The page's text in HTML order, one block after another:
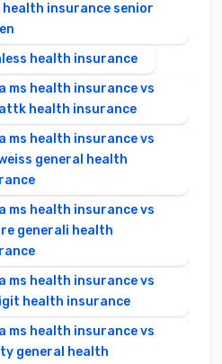
health insurance senior
health insurance
ms health insurance vs
health insurance
ms health insurance vs
general health
ms health insurance vs
generali health
ms health insurance vs
health insurance
ms health insurance vs
general health